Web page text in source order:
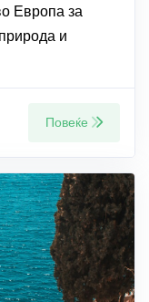
Европа за
и
Повеќе